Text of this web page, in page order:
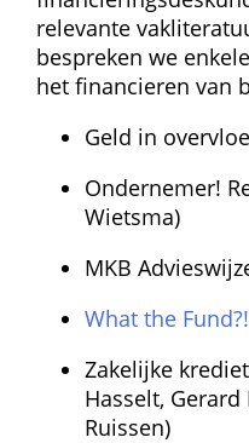
relevante
bespreken we
het financieren van
Geld in
Ondernemer!
Wietsma)
MKB
What the
Zakelijke
Hasselt,
Ruissen)